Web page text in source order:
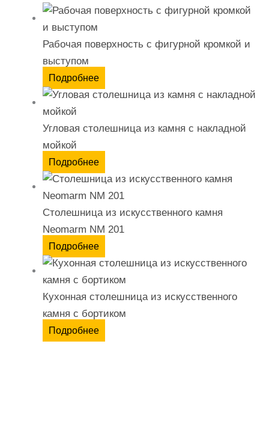
Рабочая поверхность с фигурной кромкой и
выступом
Подробнее
Угловая столешница из камня с накладной
мойкой
Подробнее
Столешница из искусственного камня
Neomarm NM 201
Подробнее
Кухонная столешница из искусственного
камня с бортиком
Подробнее